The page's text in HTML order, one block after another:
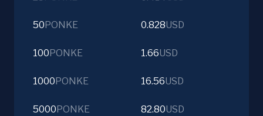
50 PONKE 0.828USD
100 PONKE 1.66USD
1000 PONKE 16.56USD
5000 PONKE 82.80USD